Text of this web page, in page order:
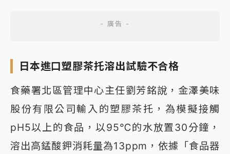
日本進口塑膠茶托溶出試驗不合格
食藥署北區管理中心主任劉芳銘說，金澤美味
股份有限公司輸入的塑膠茶托，為模擬接觸
pH5以上的食品，以95℃的水放置30分鐘，
溶出高錳酸鉀消耗量為13ppm，依據「食品器